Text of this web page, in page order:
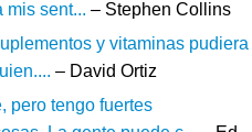
mis sent... – Stephen Collins
y vitaminas pudiera
– David Ortiz
pero tengo fuertes